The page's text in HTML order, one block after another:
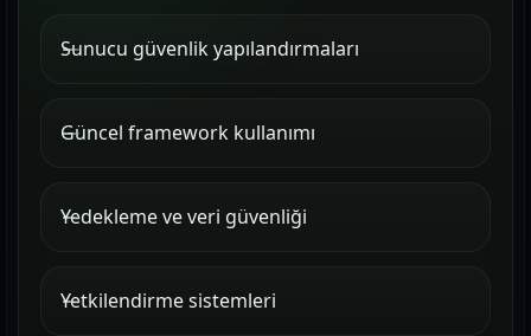
Sunucu güvenlik yapılandırmaları
Güncel framework kullanımı
Yedekleme ve veri güvenliği
Yetkilendirme sistemleri